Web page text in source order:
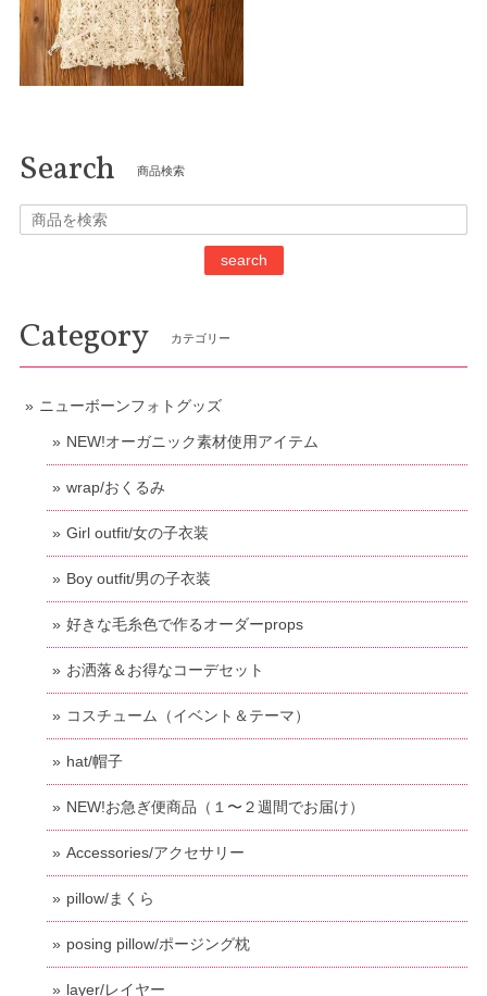
Search 商品検索
search
Category カテゴリー
ニューボーンフォトグッズ
NEW!オーガニック素材使用アイテム
wrap/おくるみ
Girl outfit/女の子衣装
Boy outfit/男の子衣装
好きな毛糸色で作るオーダーprops
お洒落＆お得なコーデセット
コスチューム（イベント＆テーマ）
hat/帽子
NEW!お急ぎ便商品（１〜２週間でお届け）
Accessories/アクセサリー
pillow/まくら
posing pillow/ポージング枕
layer/レイヤー